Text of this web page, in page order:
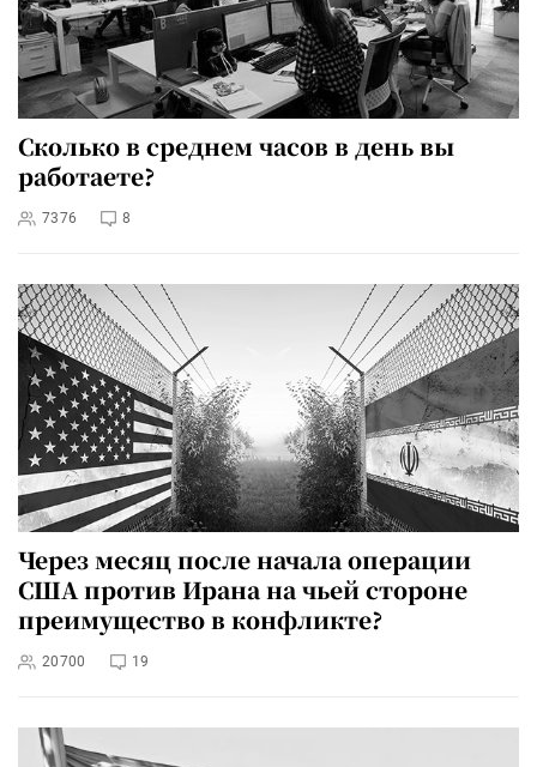
Сколько в среднем часов в день вы
работаете?
7376 8
Через месяц после начала операции
США против Ирана на чьей стороне
преимущество в конфликте?
20700 19